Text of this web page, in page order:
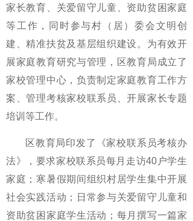
家长教育、关爱留守儿童、资助贫困家庭
等工作，同时参与村（居）委会文明创
建、精准扶贫及基层组织建设。为有效开
展家庭教育研究与管理，区教育局成立了
家校管理中心，负责制定家庭教育工作方
案、管理考核家校联系员、开展家长专题
培训等工作。
区教育局印发了《家校联系员考核办
法》，要求家校联系员每月走访40户学生
家庭；寒暑假期间组织村居学生集中开展
社会实践活动；日常参与关爱留守儿童和
资助贫困家庭学生活动；每月撰写一篇家